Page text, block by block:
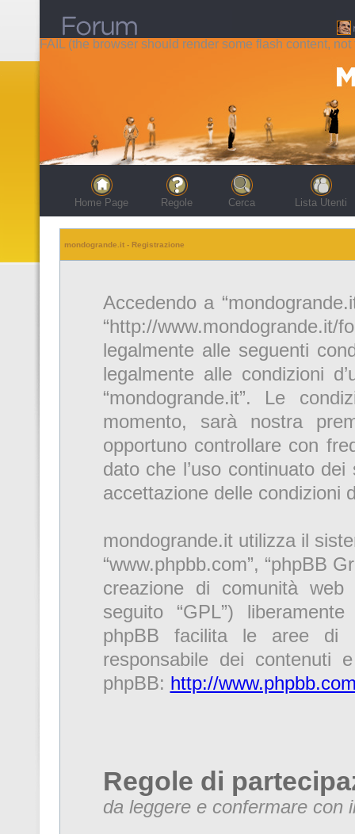
FAIL (the browser should render some flash content, not
Home Page Regole Cerca Lista Utenti
mondogrande.it - Registrazione
Accedendo a
“http://
legalmente alle seguenti
legalmente alle condizioni
“mondogrande.it”. Le
momento, sarà nostra
opportuno controllare con
dato che l’uso continuato
accettazione delle condizioni
mondogrande.it utilizza il
“www.phpbb.com”, “phpBB
creazione di comunità web
seguito “GPL”)
phpBB facilita le aree di
responsabile dei contenuti
phpBB: http://
Regole di
da leggere e confermare con